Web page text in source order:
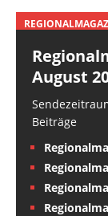
August
Beiträge